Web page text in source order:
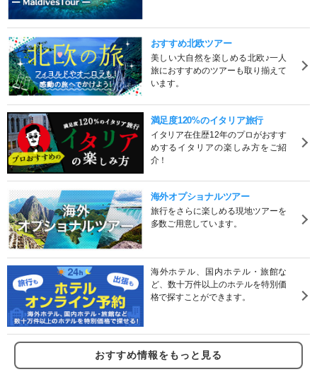
おすすめ北欧ツアー
美しい大自然を楽しめる北欧♪一人
旅におすすめのツアーも取り揃えて
います。
満足度120%のイタリア旅行
イタリア在住歴12年のプロがおすす
めするイタリアの楽しみ方をご紹
介！
海外オプショナルツアー
旅行をさらに楽しめる現地ツアーを
多数ご用意しています。
海外ホテル、国内ホテル・旅館な
ど、数十万件以上のホテルを特別価
格で探すことができます。
おすすめ情報をもっと見る